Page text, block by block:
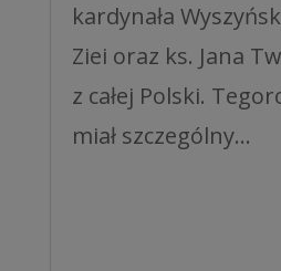
kardynała
Ziei oraz ks. Jana
z całej Polski.
miał szczególny...